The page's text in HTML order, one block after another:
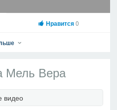
Нравится0
Мель Вера
видео